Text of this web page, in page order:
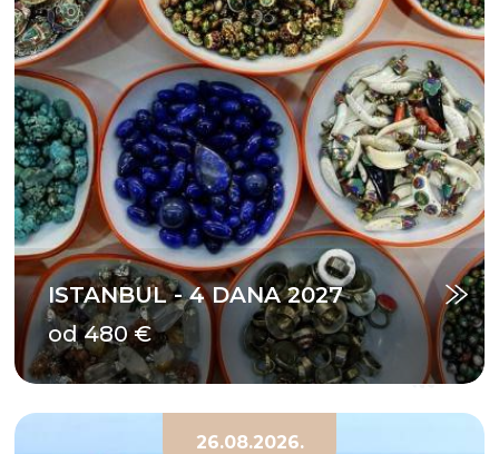
ISTANBUL - 4 DANA 2027
od 480 €
26.08.2026.